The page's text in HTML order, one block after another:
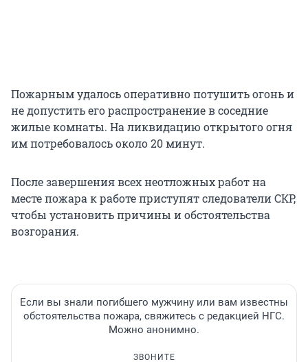
Пожарным удалось оперативно потушить огонь и
не допустить его распространение в соседние
жилые комнаты. На ликвидацию открытого огня
им потребовалось около 20 минут.
После завершения всех неотложных работ на
месте пожара к работе приступят следователи СКР,
чтобы установить причины и обстоятельства
возгорания.
Если вы знали погибшего мужчину или вам известны
обстоятельства пожара, свяжитесь с редакцией НГС.
Можно анонимно.
ЗВОНИТЕ